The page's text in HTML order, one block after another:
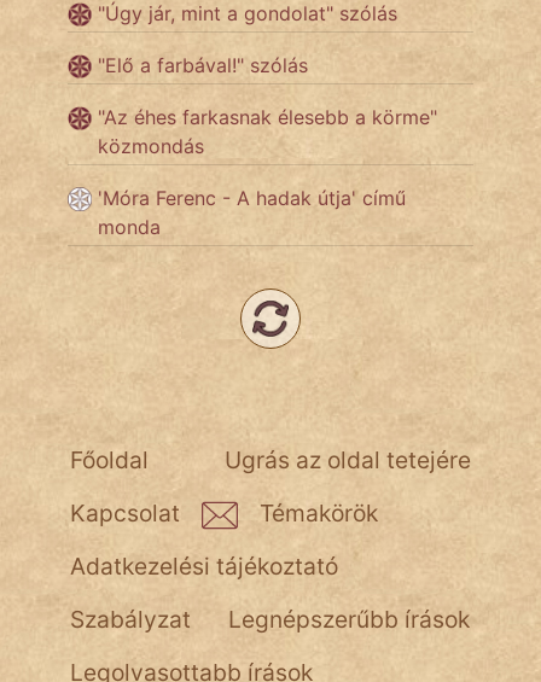
ÉLETMÓD
MAGYARSÁG
És
TÖRTÉNELEM
Népszerű szerzőink:
Jób Gedeon
vörös ördög
"Úgy jár, mint a gondolat" szólás
"Elő a farbával!" szólás
"Az éhes farkasnak élesebb a körme"
közmondás
'Móra Ferenc - A hadak útja' című
monda
Ugrás az oldal tetejére
Főoldal
Kapcsolat
Témakörök
Adatkezelési tájékoztató
Szabályzat
Legnépszerűbb írások
Legolvasottabb írások